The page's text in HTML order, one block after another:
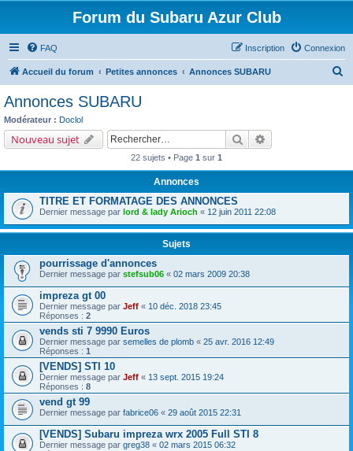
Forum du Subaru Azur Club
FAQ Connexion
Inscription
Accueil du forum Petites annonces Annonces SUBARU
Annonces SUBARU
Modérateur : Doclol
Nouveau sujet Rechercher
22 sujets • Page 1 sur 1
Annonces
TITRE ET FORMATAGE DES ANNONCES
Dernier message par lord & lady Arioch « 12 juin 2011 22:08
Sujets
pourrissage d'annonces
Dernier message par stefsub06 « 02 mars 2009 20:38
impreza gt 00
Dernier message par Jeff « 10 déc. 2018 23:45
Réponses : 2
vends sti 7 9990 Euros
Dernier message par semelles de plomb « 25 avr. 2016 12:49
Réponses : 1
[VENDS] STI 10
Dernier message par Jeff « 13 sept. 2015 19:24
Réponses : 8
vend gt 99
Dernier message par fabrice06 « 29 août 2015 22:31
[VENDS] Subaru impreza wrx 2005 Full STI 8
Dernier message par greg38 « 02 mars 2015 06:32